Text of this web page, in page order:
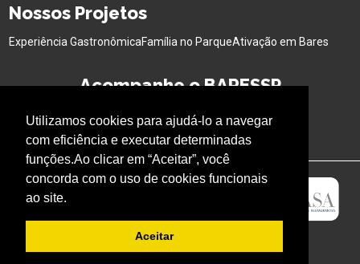
Utilizamos cookies para ajudá-lo a navegar
com eficiência e executar determinadas
funções.Ao clicar em “Aceitar”, você
concorda com o uso de cookies funcionais
ao site.
Aceitar
Nossos Projetos
Experiência GastronômicaFamília no ParqueAtivação em Bares
Acompanhe o BARESSP